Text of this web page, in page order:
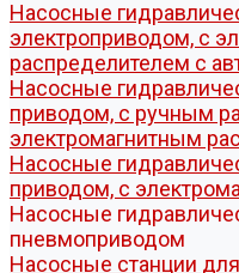
Насосные
электроприводом, с
распределителем c
Насосные
приводом, с ручным
электромагнитным
Насосные
приводом, с
Насосные
пневмоприводом
Насосные станции